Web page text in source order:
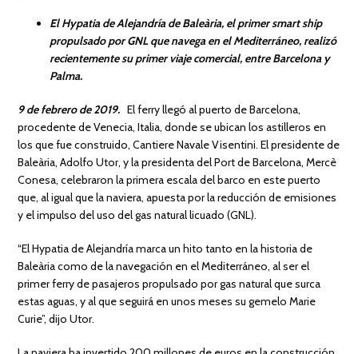
El Hypatia de Alejandría de Baleària, el primer smart ship
propulsado por GNL que navega en el Mediterráneo, realizó
recientemente su primer viaje comercial, entre Barcelona y
Palma.
9 de febrero de 2019. El ferry llegó al puerto de Barcelona,
procedente de Venecia, Italia, donde se ubican los astilleros en
los que fue construido, Cantiere Navale Visentini. El presidente de
Baleària, Adolfo Utor, y la presidenta del Port de Barcelona, Mercè
Conesa, celebraron la primera escala del barco en este puerto
que, al igual que la naviera, apuesta por la reducción de emisiones
y el impulso del uso del gas natural licuado (GNL).
“El Hypatia de Alejandría marca un hito tanto en la historia de
Baleària como de la navegación en el Mediterráneo, al ser el
primer ferry de pasajeros propulsado por gas natural que surca
estas aguas, y al que seguirá en unos meses su gemelo Marie
Curie”, dijo Utor.